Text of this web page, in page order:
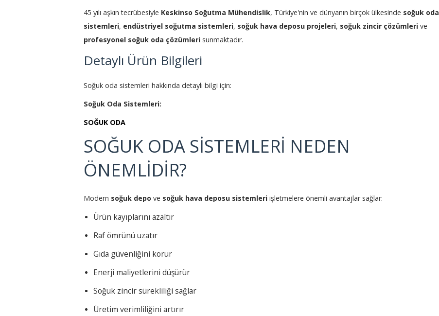
45 yılı aşkın tecrübesiyle Keskinso Soğutma Mühendislik, Türkiye'nin ve dünyanın birçok ülkesinde soğuk oda
sistemleri, endüstriyel soğutma sistemleri, soğuk hava deposu projeleri, soğuk zincir çözümleri ve
profesyonel soğuk oda çözümleri sunmaktadır.
Detaylı Ürün Bilgileri
Soğuk oda sistemleri hakkında detaylı bilgi için:
Soğuk Oda Sistemleri:
SOĞUK ODA
SOĞUK ODA SİSTEMLERİ NEDEN
ÖNEMLİDİR?
Modern soğuk depo ve soğuk hava deposu sistemleri işletmelere önemli avantajlar sağlar:
Ürün kayıplarını azaltır
Raf ömrünü uzatır
Gıda güvenliğini korur
Enerji maliyetlerini düşürür
Soğuk zincir sürekliliği sağlar
Üretim verimliliğini artırır